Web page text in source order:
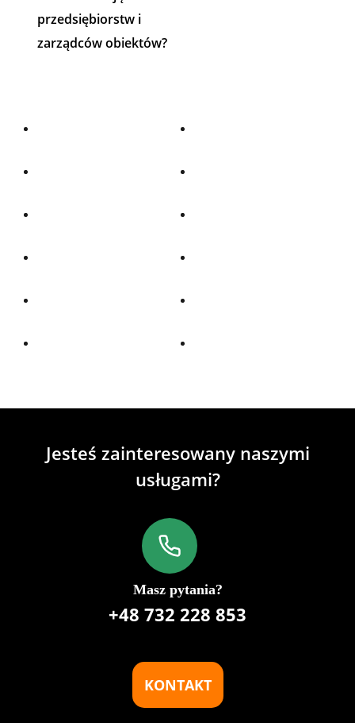
przedsiębiorstw i
zarządców obiektów?
Jesteś zainteresowany naszymi
usługami?
Masz pytania?
+48 732 228 853
KONTAKT